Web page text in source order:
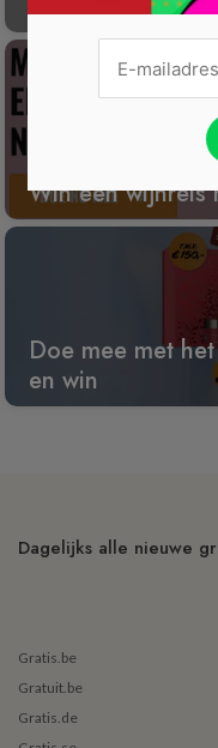
Win een wijnreis
Doe mee met
en win
Dagelijks alle nieuwe
Gratis.be
Gratuit.be
Gratis.de